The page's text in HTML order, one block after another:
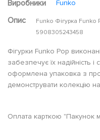
Виробники Funko
Опис
Funko Фігурка Funko
5908305243458
Фігурки Funko Pop
забезпечує їх надійність
оформлена упаковка з
демонструвати колекцію
Оплата карткою "Пакунок